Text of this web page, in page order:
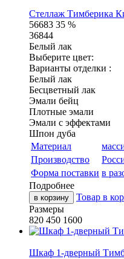
Стеллаж Тимберика
56683 35 %
36844
Белый лак
Выберите цвет:
Варианты отделки :
Белый лак
Бесцветный лак
Эмали бейц
Плотные эмали
Эмали с эффектами
Шпон дуба
Материал
Производство
Форма поставки в
Подробнее
в корзину
Товар в
Размеры
820 450 1600
Шкаф 1-дверный